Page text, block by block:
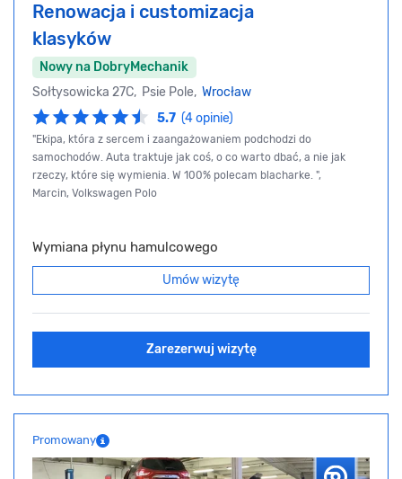
Renowacja i customizacja
klasyków
Nowy na DobryMechanik
Sołtysowicka 27C, Psie Pole, Wrocław
5.7 (4 opinie)
"Ekipa, która z sercem i zaangażowaniem podchodzi do
samochodów. Auta traktuje jak coś, o co warto dbać, a nie jak
rzeczy, które się wymienia. W 100% polecam blacharke. ",
Marcin, Volkswagen Polo
Wymiana płynu hamulcowego
Umów wizytę
Zarezerwuj wizytę
Promowany